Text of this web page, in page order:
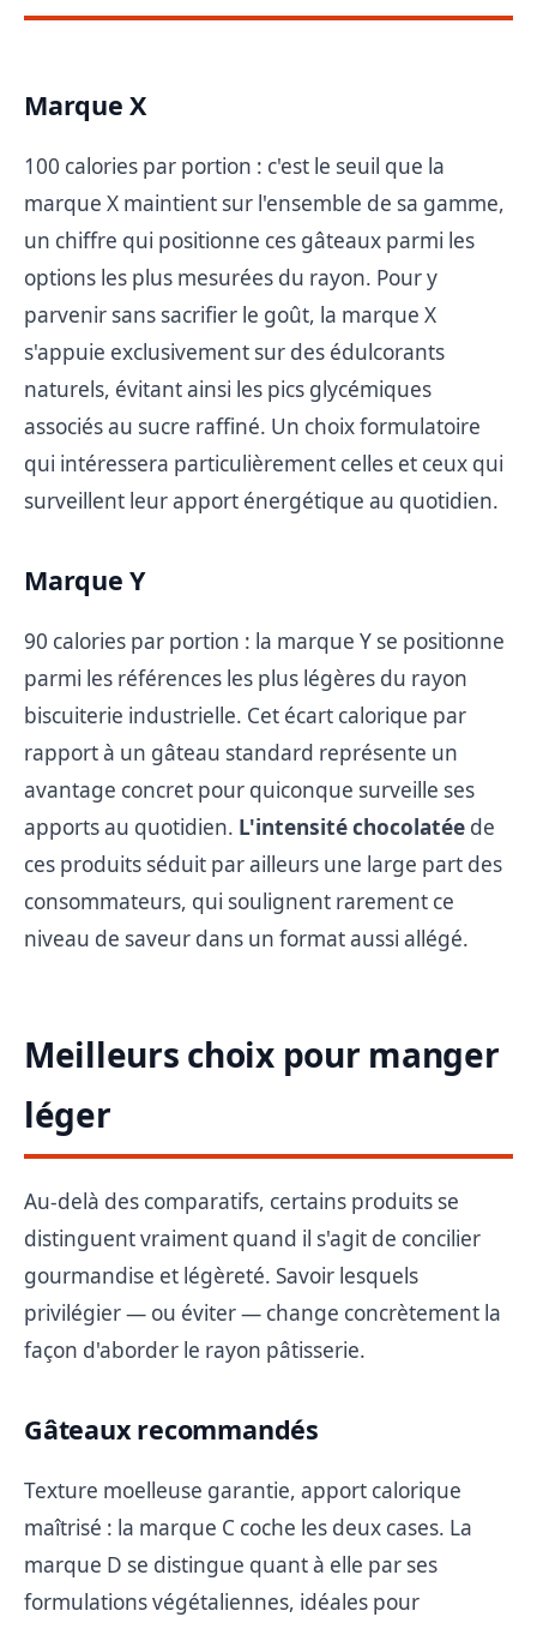
Marque X
100 calories par portion : c'est le seuil que la
marque X maintient sur l'ensemble de sa gamme,
un chiffre qui positionne ces gâteaux parmi les
options les plus mesurées du rayon. Pour y
parvenir sans sacrifier le goût, la marque X
s'appuie exclusivement sur des édulcorants
naturels, évitant ainsi les pics glycémiques
associés au sucre raffiné. Un choix formulatoire
qui intéressera particulièrement celles et ceux qui
surveillent leur apport énergétique au quotidien.
Marque Y
90 calories par portion : la marque Y se positionne
parmi les références les plus légères du rayon
biscuiterie industrielle. Cet écart calorique par
rapport à un gâteau standard représente un
avantage concret pour quiconque surveille ses
apports au quotidien. L'intensité chocolatée de
ces produits séduit par ailleurs une large part des
consommateurs, qui soulignent rarement ce
niveau de saveur dans un format aussi allégé.
Meilleurs choix pour manger
léger
Au-delà des comparatifs, certains produits se
distinguent vraiment quand il s'agit de concilier
gourmandise et légèreté. Savoir lesquels
privilégier — ou éviter — change concrètement la
façon d'aborder le rayon pâtisserie.
Gâteaux recommandés
Texture moelleuse garantie, apport calorique
maîtrisé : la marque C coche les deux cases. La
marque D se distingue quant à elle par ses
formulations végétaliennes, idéales pour